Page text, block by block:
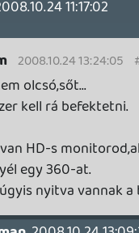
– EZ TÖRTÉNT SZERDÁN
Path, Moonlighter 2: The
The Ascension.
60 - KICSI, DE ERŐS TESZT
DIRECT, MAFIA: THE OLD
KEDDEN